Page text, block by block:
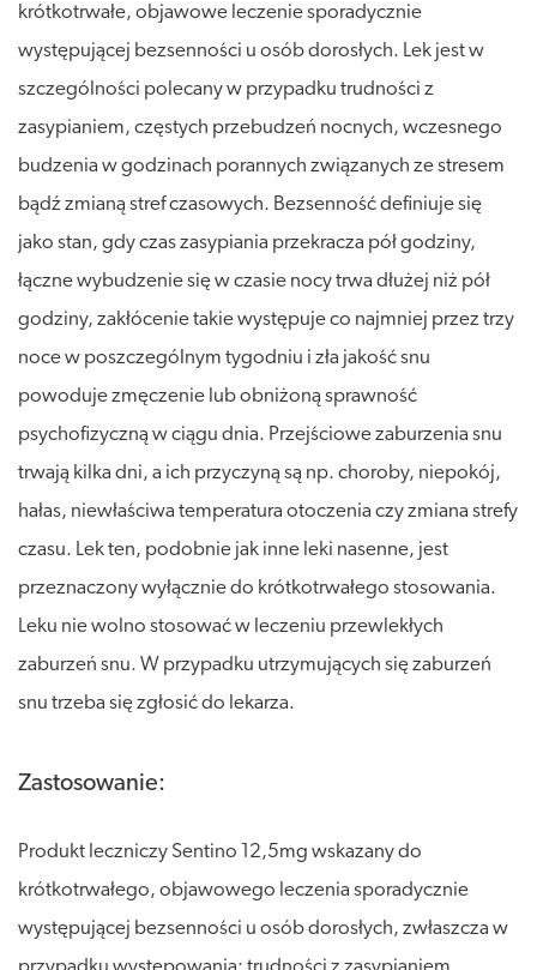
krótkotrwałe, objawowe leczenie sporadycznie
występującej bezsenności u osób dorosłych. Lek jest w
szczególności polecany w przypadku trudności z
zasypianiem, częstych przebudzeń nocnych, wczesnego
budzenia w godzinach porannych związanych ze stresem
bądź zmianą stref czasowych. Bezsenność definiuje się
jako stan, gdy czas zasypiania przekracza pół godziny,
łączne wybudzenie się w czasie nocy trwa dłużej niż pół
godziny, zakłócenie takie występuje co najmniej przez trzy
noce w poszczególnym tygodniu i zła jakość snu
powoduje zmęczenie lub obniżoną sprawność
psychofizyczną w ciągu dnia. Przejściowe zaburzenia snu
trwają kilka dni, a ich przyczyną są np. choroby, niepokój,
hałas, niewłaściwa temperatura otoczenia czy zmiana strefy
czasu. Lek ten, podobnie jak inne leki nasenne, jest
przeznaczony wyłącznie do krótkotrwałego stosowania.
Leku nie wolno stosować w leczeniu przewlekłych
zaburzeń snu. W przypadku utrzymujących się zaburzeń
snu trzeba się zgłosić do lekarza.
Zastosowanie:
Produkt leczniczy Sentino 12,5mg wskazany do
krótkotrwałego, objawowego leczenia sporadycznie
występującej bezsenności u osób dorosłych, zwłaszcza w